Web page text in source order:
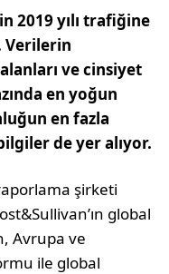
2019 yılı trafiğine
Verilerin
ve cinsiyet
en yoğun
en fazla
de yer alıyor.
şirketi
global
Avrupa ve
ile global